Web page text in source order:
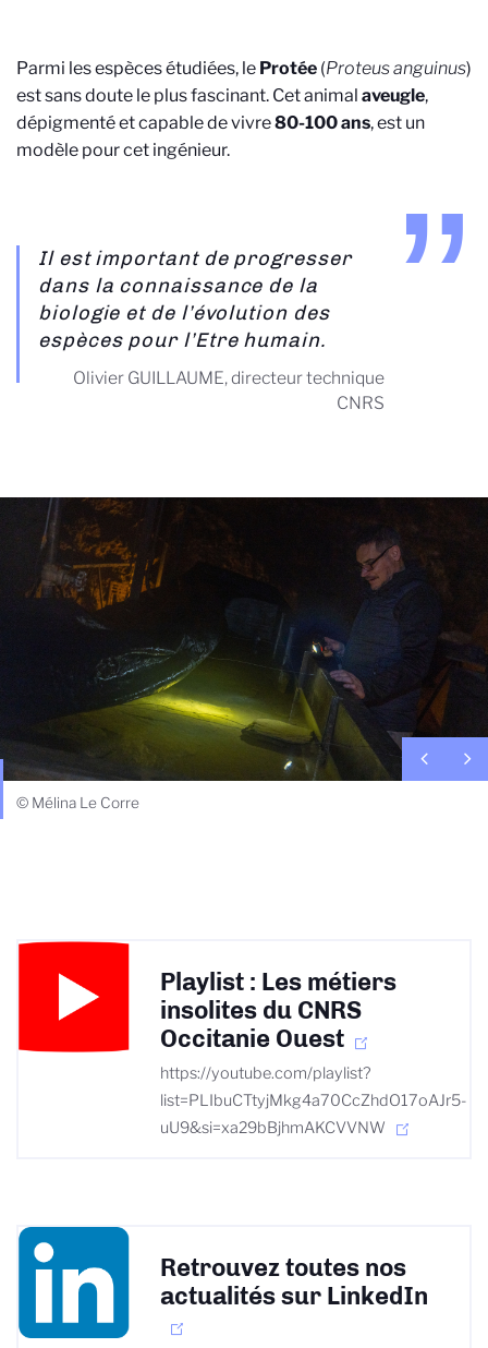
Parmi les espèces étudiées, le Protée (Proteus anguinus)
est sans doute le plus fascinant. Cet animal aveugle,
dépigmenté et capable de vivre80-100 ans, est un
modèle pour cet ingénieur.
Il est important de progresser
dans la connaissance de la
biologie et de l’évolution des
espèces pour l’Etre humain.
Olivier GUILLAUME, directeur technique
CNRS
© Mélina Le Corre
Playlist : Les métiers
insolites du CNRS
Occitanie Ouest
https://youtube.com/playlist?
list=PLIbuCTtyjMkg4a70CcZhdO17oAJr5-
uU9&si=xa29bBjhmAKCVVNW
Retrouvez toutes nos
actualités sur LinkedIn